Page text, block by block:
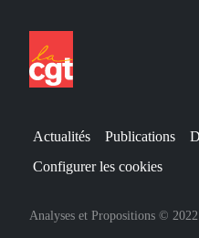
Actualités Publications
Configurer les cookies
Analyses et Propositions ©